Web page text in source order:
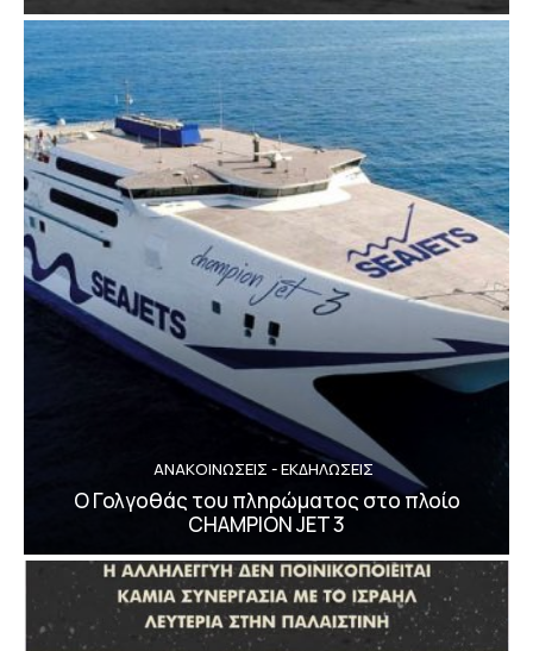
ΑΝΑΚΟΙΝΩΣΕΙΣ - ΕΚΔΗΛΩΣΕΙΣ
Ο Γολγοθάς του πληρώματος στο πλοίο
CHAMPION JET 3